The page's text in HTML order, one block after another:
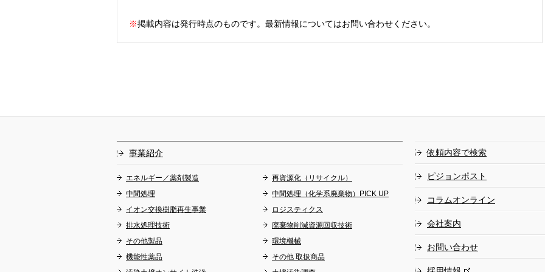
※掲載内容は発行時点のものです。最新情報についてはお問い合わせください。
事業紹介
エネルギー／薬剤製造
再資源化（リサイクル）
中間処理
中間処理（化学系廃棄物）PICK UP
イオン交換樹脂再生事業
ロジスティクス
排水処理技術
廃棄物削減資源回収技術
その他製品
環境機械
機能性薬品
その他 取扱商品
依頼内容で検索
ピジョンポスト
コラムオンライン
会社案内
お問い合わせ